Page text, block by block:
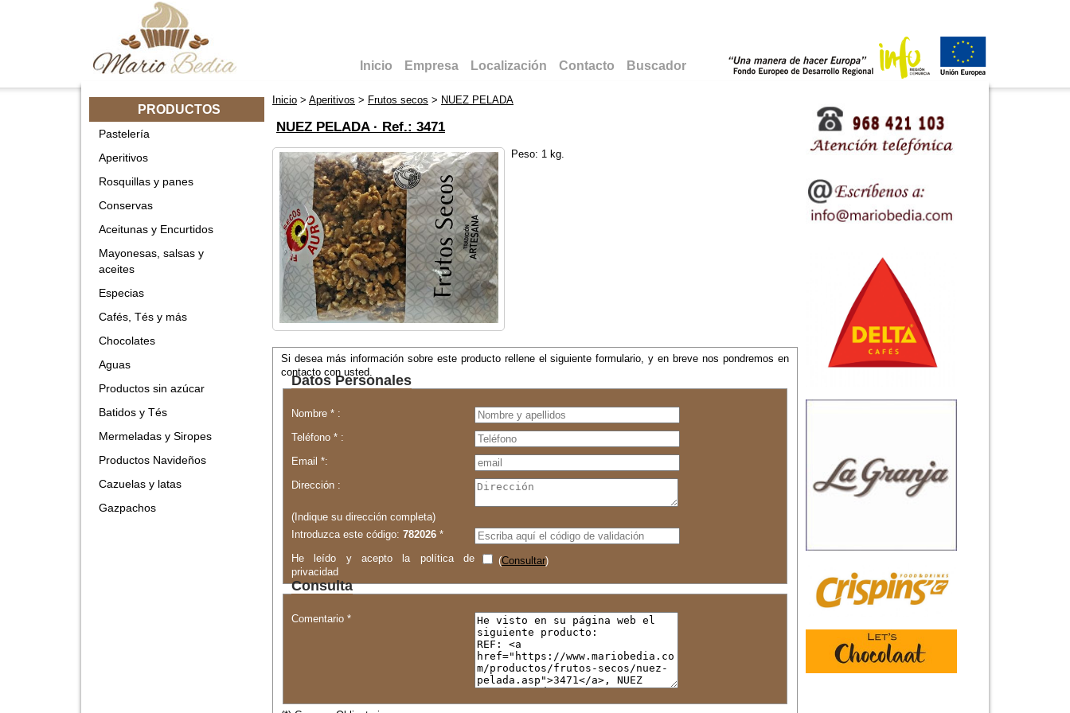
Inicio Empresa Localización Contacto Buscador
PRODUCTOS
Pastelería
Aperitivos
Rosquillas y panes
Conservas
Aceitunas y Encurtidos
Mayonesas, salsas y
aceites
Especias
Cafés, Tés y más
Chocolates
Aguas
Productos sin azúcar
Batidos y Tés
Mermeladas y Siropes
Productos Navideños
Cazuelas y latas
Gazpachos
Inicio > Aperitivos > Frutos secos > NUEZ PELADA
NUEZ PELADA · Ref.: 3471
Peso: 1 kg.
Si desea más información sobre este producto rellene el siguiente formulario, y en breve nos pondremos en
contacto con usted.
Datos Personales
Nombre * :
Teléfono * :
Email *:
Dirección :
(Indique su dirección completa)
Introduzca este código: 782026 *
He leído y acepto la política de
privacidad
(Consultar)
Consulta
Comentario *